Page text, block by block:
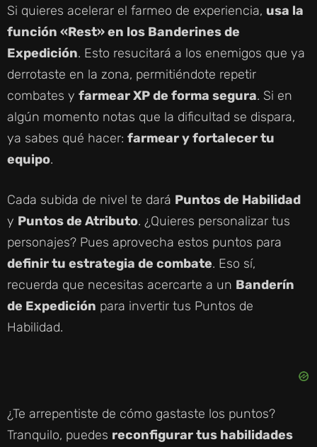
Si quieres acelerar el farmeo de experiencia, usa la
función «Rest» en los Banderines de
Expedición. Esto resucitará a los enemigos que ya
derrotaste en la zona, permitiéndote repetir
combates y farmear XP de forma segura. Si en
algún momento notas que la dificultad se dispara,
ya sabes qué hacer: farmear y fortalecer tu
equipo.
Cada subida de nivel te dará Puntos de Habilidad
y Puntos de Atributo. ¿Quieres personalizar tus
personajes? Pues aprovecha estos puntos para
definir tu estrategia de combate. Eso sí,
recuerda que necesitas acercarte a un Banderín
de Expedición para invertir tus Puntos de
Habilidad.
¿Te arrepentiste de cómo gastaste los puntos?
Tranquilo, puedes reconfigurar tus habilidades